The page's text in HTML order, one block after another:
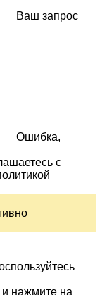
Ваш запрос
Ошибка,
с
нажмите на